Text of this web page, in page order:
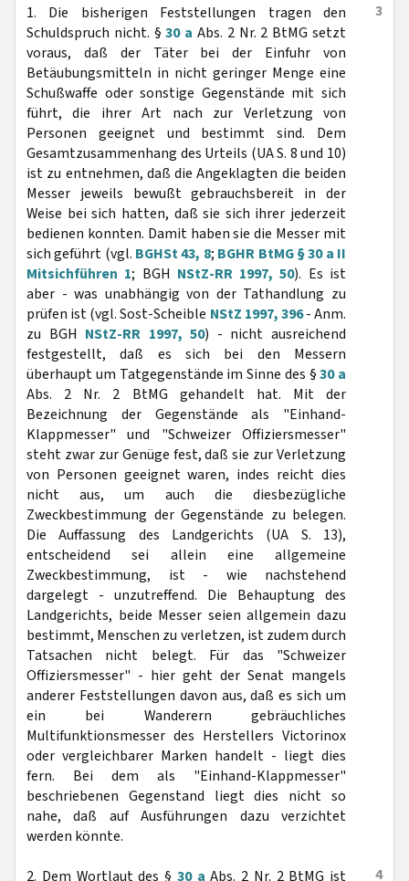
3
1. Die bisherigen Feststellungen tragen den
Schuldspruch nicht. §30 a Abs. 2 Nr. 2 BtMG setzt
voraus, daß der Täter bei der Einfuhr von
Betäubungsmitteln in nicht geringer Menge eine
Schußwaffe oder sonstige Gegenstände mit sich
führt, die ihrer Art nach zur Verletzung von
Personen geeignet und bestimmt sind. Dem
Gesamtzusammenhang des Urteils (UA S. 8 und 10)
ist zu entnehmen, daß die Angeklagten die beiden
Messer jeweils bewußt gebrauchsbereit in der
Weise bei sich hatten, daß sie sich ihrer jederzeit
bedienen konnten. Damit haben sie die Messer mit
sich geführt (vgl. BGHSt 43, 8; BGHR BtMG § 30 a II
Mitsichführen 1; BGH NStZ-RR 1997, 50). Es ist
aber - was unabhängig von der Tathandlung zu
prüfen ist (vgl. Sost-Scheible NStZ 1997, 396- Anm.
zu BGH NStZ-RR 1997, 50) - nicht ausreichend
festgestellt, daß es sich bei den Messern
überhaupt um Tatgegenstände im Sinne des §30 a
Abs. 2 Nr. 2 BtMG gehandelt hat. Mit der
Bezeichnung der Gegenstände als "Einhand-
Klappmesser" und "Schweizer Offiziersmesser"
steht zwar zur Genüge fest, daß sie zur Verletzung
von Personen geeignet waren, indes reicht dies
nicht aus, um auch die diesbezügliche
Zweckbestimmung der Gegenstände zu belegen.
Die Auffassung des Landgerichts (UA S. 13),
entscheidend sei allein eine allgemeine
Zweckbestimmung, ist - wie nachstehend
dargelegt - unzutreffend. Die Behauptung des
Landgerichts, beide Messer seien allgemein dazu
bestimmt, Menschen zu verletzen, ist zudem durch
Tatsachen nicht belegt. Für das "Schweizer
Offiziersmesser" - hier geht der Senat mangels
anderer Feststellungen davon aus, daß es sich um
ein bei Wanderern gebräuchliches
Multifunktionsmesser des Herstellers Victorinox
oder vergleichbarer Marken handelt - liegt dies
fern. Bei dem als "Einhand-Klappmesser"
beschriebenen Gegenstand liegt dies nicht so
nahe, daß auf Ausführungen dazu verzichtet
werden könnte.
4
2. Dem Wortlaut des § 30 a Abs. 2 Nr. 2 BtMG ist